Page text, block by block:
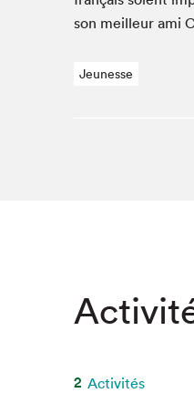
Mur des
SLM PRO
Zone Manga
son meilleur ami
Jeunesse
2 Activités